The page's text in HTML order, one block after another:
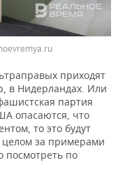
приходят
в Нидерландах. Или
партия
опасаются, что
то это будут
за примерами
посмотреть по